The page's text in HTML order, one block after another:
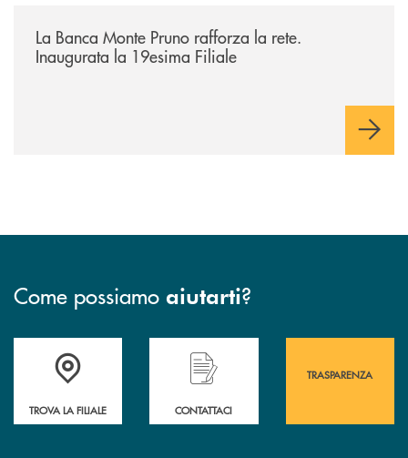
La Banca Monte Pruno rafforza la rete.
Inaugurata la 19esima Filiale
Come possiamo aiutarti?
Accedi all' elenco completo&nbsp; delle&nbsp; filiali&nbsp; di Banca
TROVA LA FILIALE
Hai bisogno di assistenza immediata?
CONTATTACI
TRASPARENZA